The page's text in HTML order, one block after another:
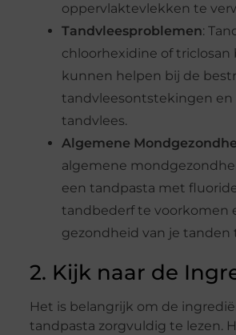
oppervlaktevlekken te
Tandvleesproblemen:
chloorhexidine of triclosan
kunnen helpen bij de
tandvleesontstekingen en
tandvlees.
Algemene
algemene
een tandpasta met
tandbederf te voorkomen
gezondheid van je tanden
2. Kijk naar de
Het is belangrijk om de
tandpasta zorgvuldig te lezen.